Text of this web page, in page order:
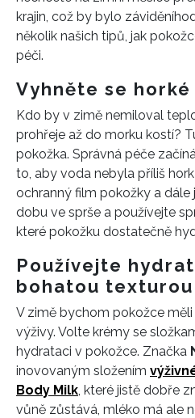
krajin, což by bylo
několik našich tipů, jak
péči.
Vyhněte se horké
Kdo by v zimě nemiloval
prohřeje až do morku kostí?
pokožka. Správná péče
to, aby voda nebyla příliš
ochranný film pokožky a
dobu ve sprše a používejte
které pokožku dostatečně
Používejte
bohatou texturou
V zimě bychom pokožce
výživy. Volte krémy se
hydrataci v pokožce. Značka
inovovaným složením
Body Milk, které jistě dobře
vůně zůstává, mléko má ale